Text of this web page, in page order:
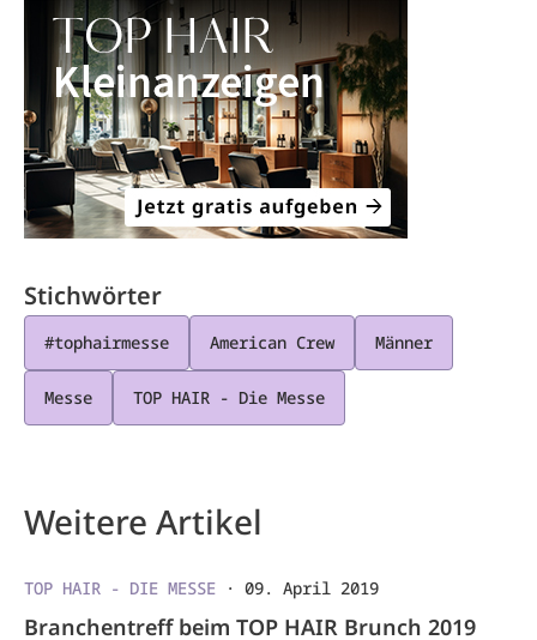
Stichwörter
#tophairmesse American Crew Männer
Messe TOP HAIR - Die Messe
Weitere Artikel
TOP HAIR - DIE MESSE · 09. April 2019
Branchentreff beim TOP HAIR Brunch 2019